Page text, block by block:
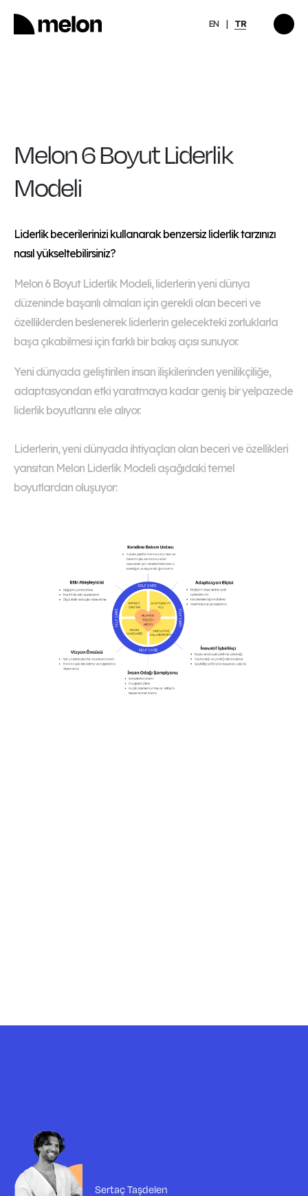
EN TR
ÖNE ÇIKAN
Keşfet→
Melon 6 Boyut Liderlik
Modeli
Liderlik becerilerinizi kullanarak benzersiz liderlik tarzınızı
nasıl yükseltebilirsiniz?
Melon 6 Boyut Liderlik Modeli, liderlerin yeni dünya
düzeninde başarılı olmaları için gerekli olan beceri ve
özelliklerden beslenerek liderlerin gelecekteki zorluklarla
başa çıkabilmesi için farklı bir bakış açısı sunuyor.
Yeni dünyada geliştirilen insan ilişkilerinden yenilikçiliğe,
adaptasyondan etki yaratmaya kadar geniş bir yelpazede
liderlik boyutlarını ele alıyor.
Liderlerin, yeni dünyada ihtiyaçları olan beceri ve özellikleri
yansıtan Melon Liderlik Modeli aşağıdaki temel
boyutlardan oluşuyor:
Sertaç Taşdelen